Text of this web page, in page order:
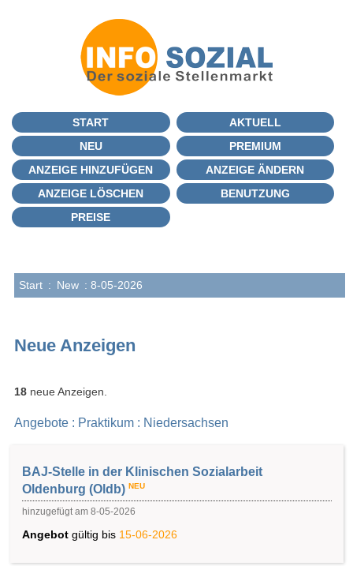
START
AKTUELL
NEU
PREMIUM
ANZEIGE HINZUFÜGEN
ANZEIGE ÄNDERN
ANZEIGE LÖSCHEN
BENUTZUNG
PREISE
Start : New : 8-05-2026
Neue Anzeigen
18 neue Anzeigen.
Angebote : Praktikum : Niedersachsen
BAJ-Stelle in der Klinischen Sozialarbeit
Oldenburg (Oldb) NEU
hinzugefügt am 8-05-2026
Angebot gültig bis 15-06-2026